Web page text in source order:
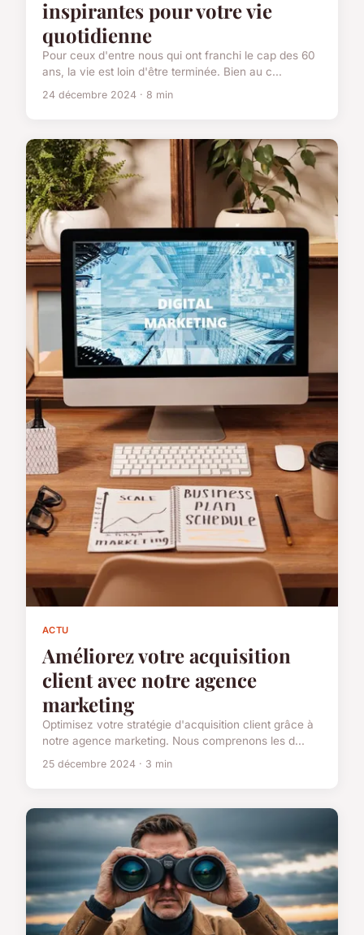
inspirantes pour votre vie
quotidienne
Pour ceux d'entre nous qui ont franchi le cap des 60
ans, la vie est loin d'être terminée. Bien au c...
24 décembre 2024 · 8 min
ACTU
Améliorez votre acquisition
client avec notre agence
marketing
Optimisez votre stratégie d'acquisition client grâce à
notre agence marketing. Nous comprenons les d...
25 décembre 2024 · 3 min